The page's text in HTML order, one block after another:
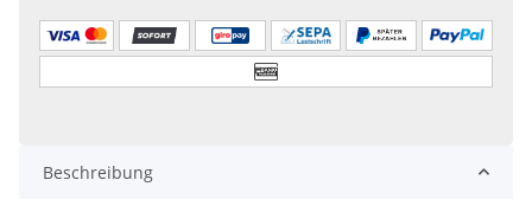
Beschreibung